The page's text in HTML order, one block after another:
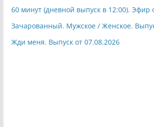
60 минут (дневной выпуск в 12:00). Эфир
Зачарованный. Мужское / Женское.
Жди меня. Выпуск от 07.08.2026